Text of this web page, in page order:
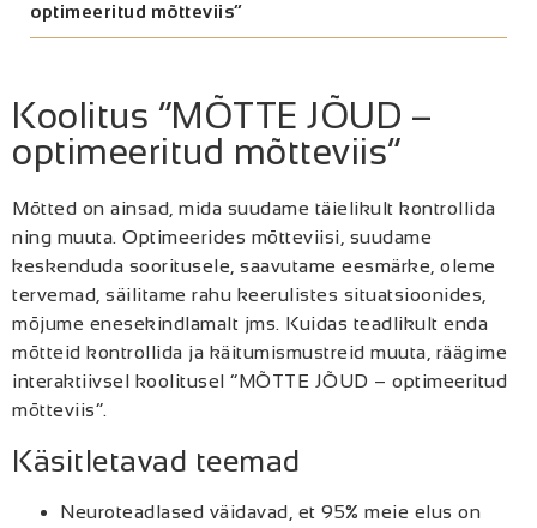
optimeeritud mõtteviis”
Koolitus “MÕTTE JÕUD –
optimeeritud mõtteviis”
Mõtted on ainsad, mida suudame täielikult kontrollida
ning muuta. Optimeerides mõtteviisi, suudame
keskenduda sooritusele, saavutame eesmärke, oleme
tervemad, säilitame rahu keerulistes situatsioonides,
mõjume enesekindlamalt jms. Kuidas teadlikult enda
mõtteid kontrollida ja käitumismustreid muuta, räägime
interaktiivsel koolitusel “MÕTTE JÕUD – optimeeritud
mõtteviis”.
Käsitletavad teemad
Neuroteadlased väidavad, et 95% meie elus on